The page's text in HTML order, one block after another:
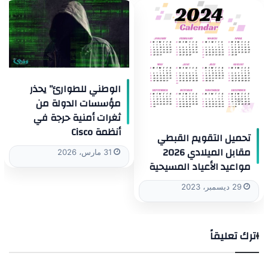
تحميل التقويم القبطي
مقابل الميلادي 2026
مواعيد الأعياد المسيحية
29 ديسمبر، 2023
الوطني للطوارئ” يحذر
مؤسسات الدولة من
ثغرات أمنية حرجة في
أنظمة Cisco
31 مارس، 2026
اترك تعليقاً